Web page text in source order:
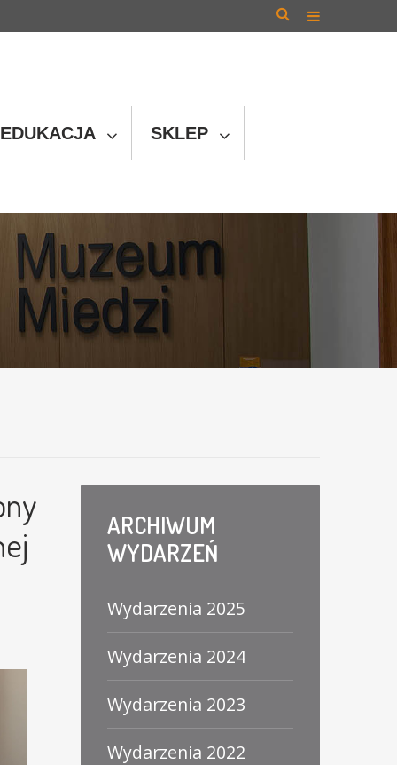
EDUKACJA SKLEP
ARCHIWUM
WYDARZEŃ
Wydarzenia 2025
Wydarzenia 2024
Wydarzenia 2023
Wydarzenia 2022